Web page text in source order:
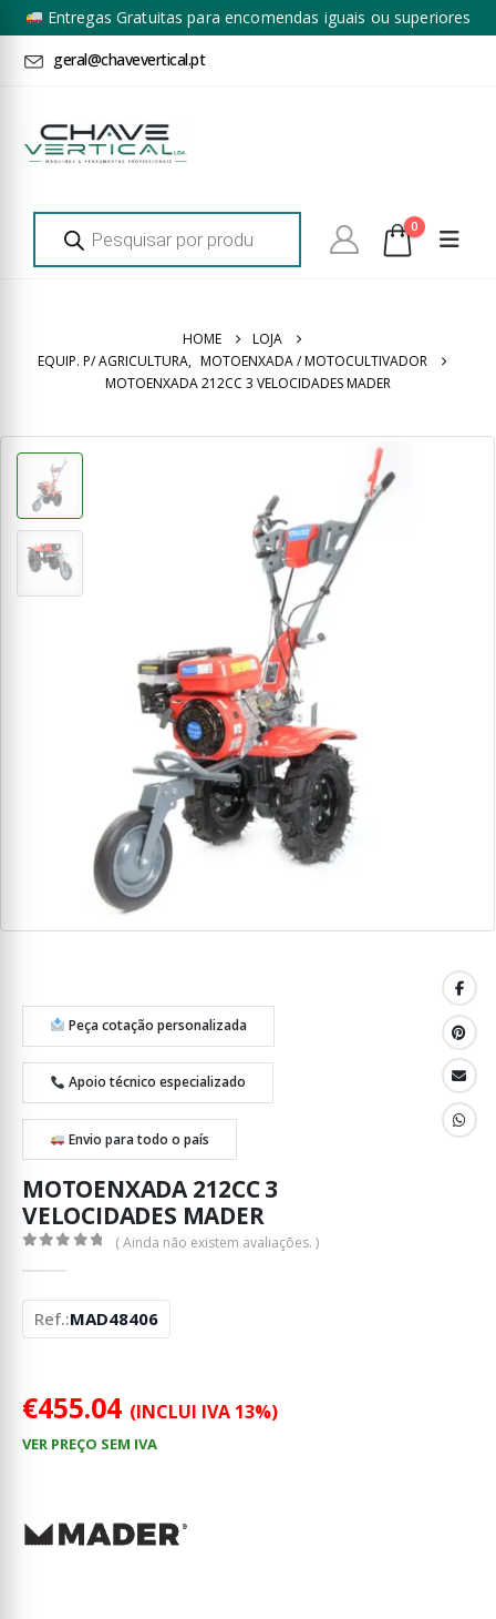
Entregas Gratuitas para encomendas iguais ou superiores
a 100€ + IVA*
geral@chavevertical.pt
Products
search 0
HOME
LOJA
EQUIP. P/ AGRICULTURA, MOTOENXADA / MOTOCULTIVADOR
MOTOENXADA 212CC 3 VELOCIDADES MADER
Peça cotação personalizada
Apoio técnico especializado
Envio para todo o país
MOTOENXADA 212CC 3
VELOCIDADES MADER
( Ainda não existem avaliações. )
Ref.:MAD48406
€455.04 (INCLUI IVA 13%)
VER PREÇO SEM IVA